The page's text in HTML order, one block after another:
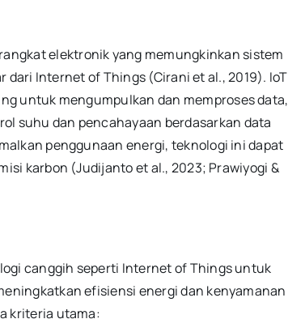
elektronik yang memungkinkan sistem
Internet of Things (Cirani et al., 2019). IoT
untuk mengumpulkan dan memproses data,
suhu dan pencahayaan berdasarkan data
penggunaan energi, teknologi ini dapat
karbon (Judijanto et al., 2023; Prawiyogi &
canggih seperti Internet of Things untuk
efisiensi energi dan kenyamanan
kriteria utama: